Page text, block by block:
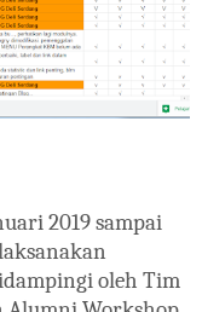
2019 sampai
oleh Tim